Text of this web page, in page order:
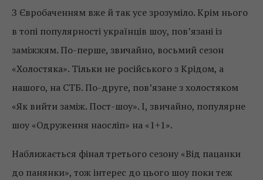
З Євробаченням вже й так усе зрозуміло. Крім нього
в топі популярності українців шоу, пов’язані із
заміжжям. По-перше, звичайно, восьмий сезон
«Холостяка». Тільки не російського з Крідом, а
нашого, на СТБ. По-друге, пов’язане з холостяком
«Як вийти заміж. Пост-шоу». І, звичайно, популярне
шоу «Одруження наосліп» на «1+1».
Наближається фінал третього сезону «Від пацанки
до панянки», тож інтерес до цього шоу поки теж